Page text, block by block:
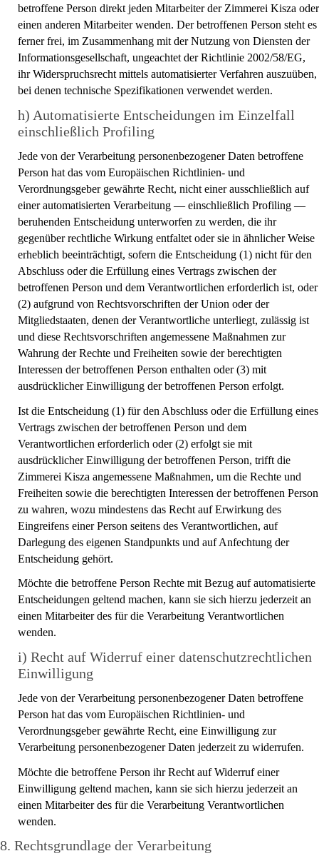
betroffene Person direkt jeden Mitarbeiter der Zimmerei Kisza oder
einen anderen Mitarbeiter wenden. Der betroffenen Person steht es
ferner frei, im Zusammenhang mit der Nutzung von Diensten der
Informationsgesellschaft, ungeachtet der Richtlinie 2002/58/EG,
ihr Widerspruchsrecht mittels automatisierter Verfahren auszuüben,
bei denen technische Spezifikationen verwendet werden.
h) Automatisierte Entscheidungen im Einzelfall
einschließlich Profiling
Jede von der Verarbeitung personenbezogener Daten betroffene
Person hat das vom Europäischen Richtlinien- und
Verordnungsgeber gewährte Recht, nicht einer ausschließlich auf
einer automatisierten Verarbeitung — einschließlich Profiling —
beruhenden Entscheidung unterworfen zu werden, die ihr
gegenüber rechtliche Wirkung entfaltet oder sie in ähnlicher Weise
erheblich beeinträchtigt, sofern die Entscheidung (1) nicht für den
Abschluss oder die Erfüllung eines Vertrags zwischen der
betroffenen Person und dem Verantwortlichen erforderlich ist, oder
(2) aufgrund von Rechtsvorschriften der Union oder der
Mitgliedstaaten, denen der Verantwortliche unterliegt, zulässig ist
und diese Rechtsvorschriften angemessene Maßnahmen zur
Wahrung der Rechte und Freiheiten sowie der berechtigten
Interessen der betroffenen Person enthalten oder (3) mit
ausdrücklicher Einwilligung der betroffenen Person erfolgt.
Ist die Entscheidung (1) für den Abschluss oder die Erfüllung eines
Vertrags zwischen der betroffenen Person und dem
Verantwortlichen erforderlich oder (2) erfolgt sie mit
ausdrücklicher Einwilligung der betroffenen Person, trifft die
Zimmerei Kisza angemessene Maßnahmen, um die Rechte und
Freiheiten sowie die berechtigten Interessen der betroffenen Person
zu wahren, wozu mindestens das Recht auf Erwirkung des
Eingreifens einer Person seitens des Verantwortlichen, auf
Darlegung des eigenen Standpunkts und auf Anfechtung der
Entscheidung gehört.
Möchte die betroffene Person Rechte mit Bezug auf automatisierte
Entscheidungen geltend machen, kann sie sich hierzu jederzeit an
einen Mitarbeiter des für die Verarbeitung Verantwortlichen
wenden.
i) Recht auf Widerruf einer datenschutzrechtlichen
Einwilligung
Jede von der Verarbeitung personenbezogener Daten betroffene
Person hat das vom Europäischen Richtlinien- und
Verordnungsgeber gewährte Recht, eine Einwilligung zur
Verarbeitung personenbezogener Daten jederzeit zu widerrufen.
Möchte die betroffene Person ihr Recht auf Widerruf einer
Einwilligung geltend machen, kann sie sich hierzu jederzeit an
einen Mitarbeiter des für die Verarbeitung Verantwortlichen
wenden.
8. Rechtsgrundlage der Verarbeitung